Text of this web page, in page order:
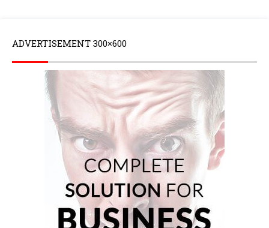
ADVERTISEMENT 300×600